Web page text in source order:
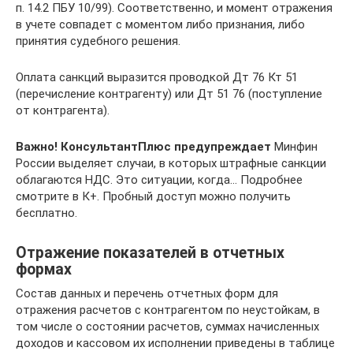
п. 14.2 ПБУ 10/99). Соответственно, и момент отражения
в учете совпадет с моментом либо признания, либо
принятия судебного решения.
Оплата санкций выразится проводкой Дт 76 Кт 51
(перечисление контрагенту) или Дт 51 76 (поступление
от контрагента).
Важно! КонсультантПлюс предупреждает Минфин
России выделяет случаи, в которых штрафные санкции
облагаются НДС. Это ситуации, когда… Подробнее
смотрите в К+. Пробный доступ можно получить
бесплатно.
Отражение показателей в отчетных
формах
Состав данных и перечень отчетных форм для
отражения расчетов с контрагентом по неустойкам, в
том числе о состоянии расчетов, суммах начисленных
доходов и кассовом их исполнении приведены в таблице